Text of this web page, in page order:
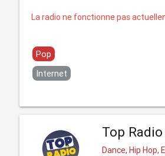
La radio ne fonctionne pas
Pop
Internet
Top Radio
Dance, Hip Hop,